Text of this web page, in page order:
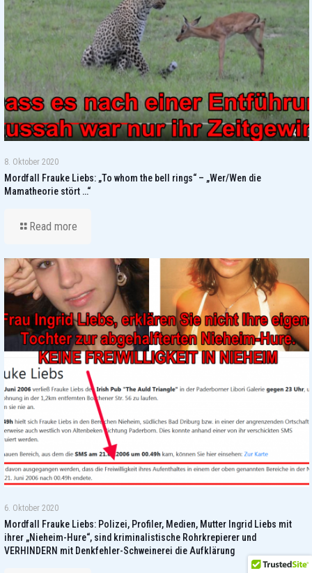
8. Oktober 2020
Mordfall Frauke Liebs: „To whom the bell rings“ – „Wer/Wen die
Mamatheorie stört …“
Read more
6. Oktober 2020
Mordfall Frauke Liebs: Polizei, Profiler, Medien, Mutter Ingrid Liebs mit
ihrer „Nieheim-Hure“, sind kriminalistische Rohrkrepierer und
VERHINDERN mit Denkfehler-Schweinerei die Aufklärung